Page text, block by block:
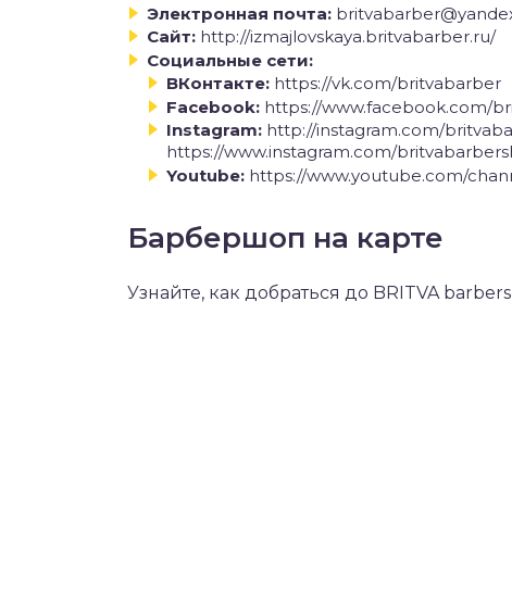
Электронная почта:
Сайт: http://izmajlovskaya.britvabarber.ru/
Социальные сети:
ВКонтакте: https://vk.com/britvabarber
Facebook: https://www.facebook.com/
Instagram: http://instagram.com/
https://www.instagram.com/
Youtube: https://www.youtube.com/
Барбершоп на карте
Узнайте, как добраться до BRITVA